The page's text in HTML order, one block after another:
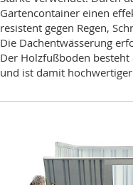
Gartencontainer einen
resistent gegen Regen,
Die Dachentwässerung
Der Holzfußboden
und ist damit hochwertiger